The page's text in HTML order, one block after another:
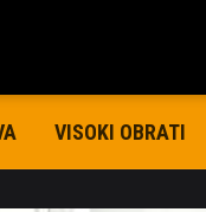
VISOKI OBRATI